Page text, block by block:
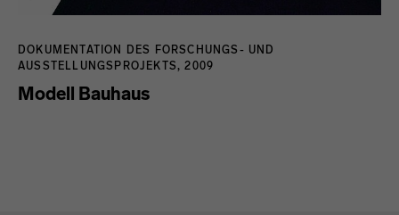
DOKUMENTATION DES FORSCHUNGS- UND
AUSSTELLUNGSPROJEKTS, 2009
Modell Bauhaus